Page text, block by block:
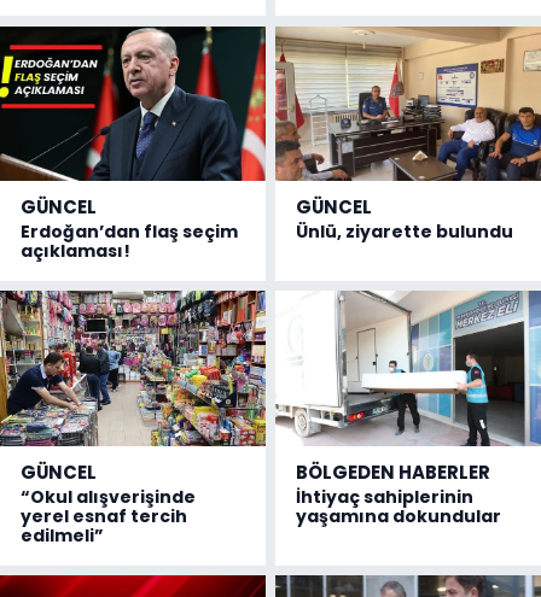
GÜNCEL
Erdoğan’dan flaş seçim
açıklaması!
GÜNCEL
Ünlü, ziyarette bulundu
GÜNCEL
“Okul alışverişinde
yerel esnaf tercih
edilmeli”
BÖLGEDEN HABERLER
İhtiyaç sahiplerinin
yaşamına dokundular